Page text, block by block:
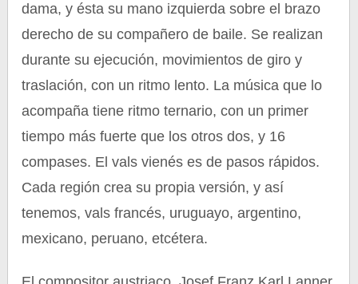
dama, y ésta su mano izquierda sobre el brazo
derecho de su compañero de baile. Se realizan
durante su ejecución, movimientos de giro y
traslación, con un ritmo lento. La música que lo
acompaña tiene ritmo ternario, con un primer
tiempo más fuerte que los otros dos, y 16
compases. El vals vienés es de pasos rápidos.
Cada región crea su propia versión, y así
tenemos, vals francés, uruguayo, argentino,
mexicano, peruano, etcétera.